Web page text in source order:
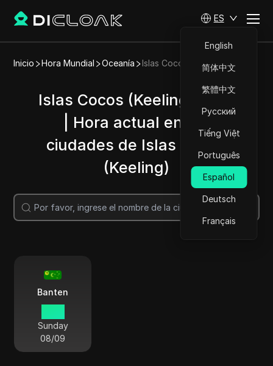
ES
English
简体中文
繁體中文
Русский
Tiếng Việt
Português
Español
Deutsch
Français
Inicio Hora Mundial Oceanía Islas Cocos (Keeling)
Islas Cocos (Keeling) Hora
| Hora actual en las
ciudades de Islas Cocos
(Keeling)
Banten
Sunday
08/09